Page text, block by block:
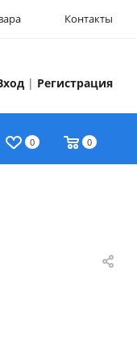
Контакты
| Регистрация
0 0